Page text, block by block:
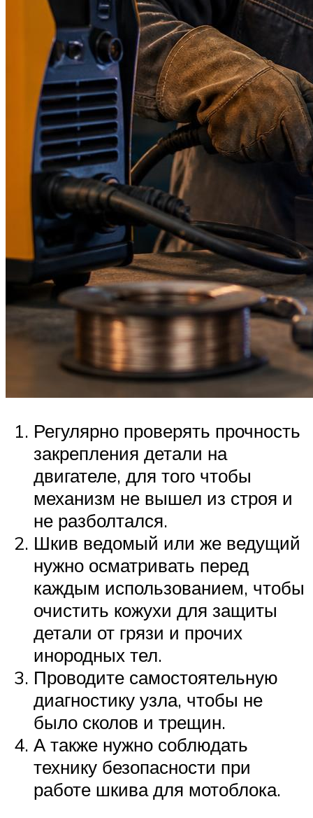
Регулярно проверять прочность
закрепления детали на
двигателе, для того чтобы
механизм не вышел из строя и
не разболтался.
Шкив ведомый или же ведущий
нужно осматривать перед
каждым использованием, чтобы
очистить кожухи для защиты
детали от грязи и прочих
инородных тел.
Проводите самостоятельную
диагностику узла, чтобы не
было сколов и трещин.
А также нужно соблюдать
технику безопасности при
работе шкива для мотоблока.